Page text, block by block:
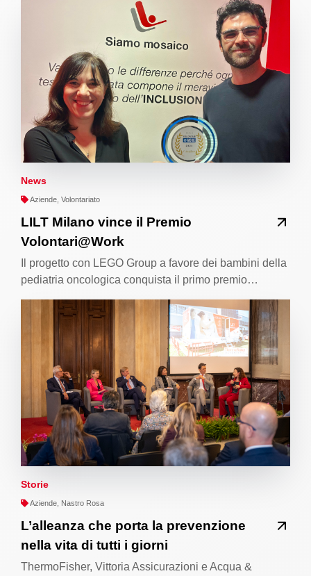
News
Aziende, Volontariato
LILT Milano vince il Premio
Volontari@Work
Il progetto con LEGO Group a favore dei bambini della
pediatria oncologica conquista il primo premio…
Storie
Aziende, Nastro Rosa
L’alleanza che porta la prevenzione
nella vita di tutti i giorni
ThermoFisher, Vittoria Assicurazioni e Acqua &